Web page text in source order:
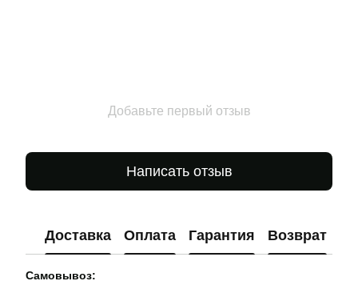
Добавьте первый отзыв
Написать отзыв
Доставка Оплата Гарантия Возврат
Самовывоз: